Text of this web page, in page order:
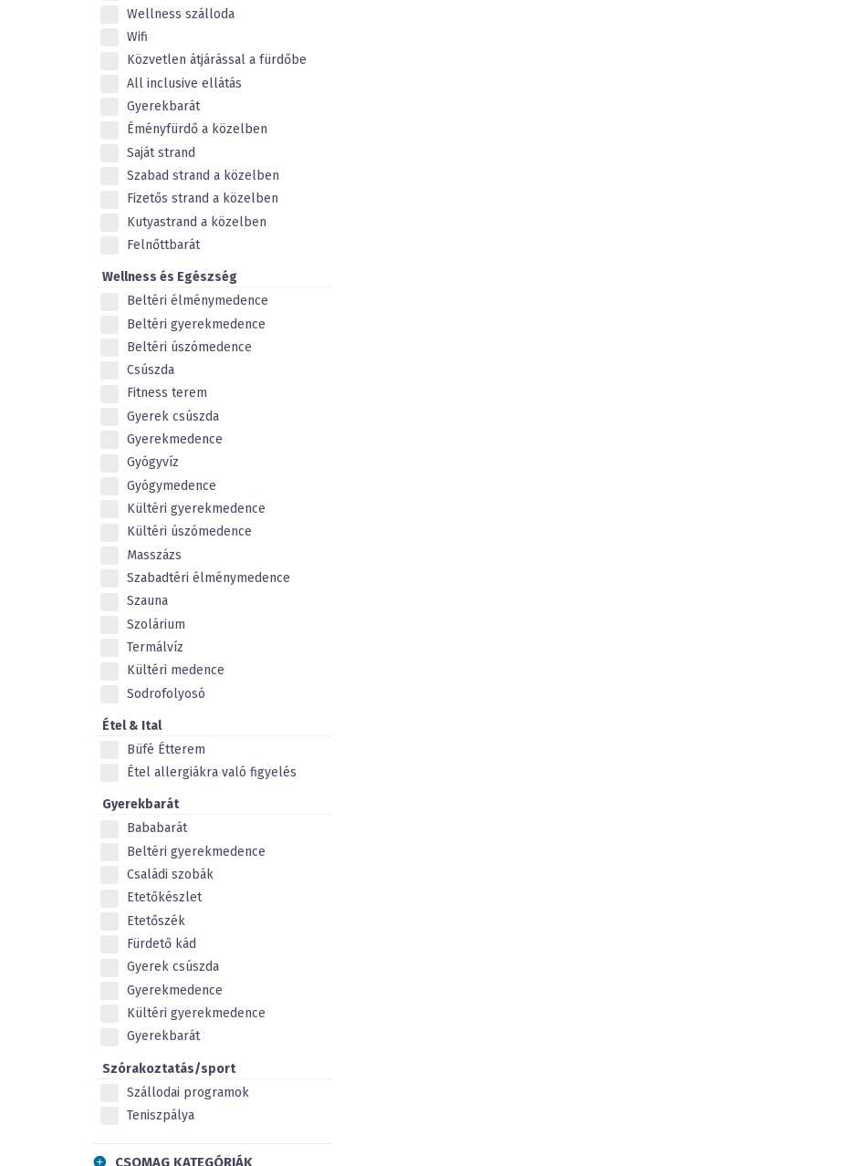
Wellness szálloda
Wifi
Közvetlen átjárással a fürdőbe
All inclusive ellátás
Gyerekbarát
Éményfürdő a közelben
Saját strand
Szabad strand a közelben
Fizetős strand a közelben
Kutyastrand a közelben
Felnőttbarát
Wellness és Egészség
Beltéri élménymedence
Beltéri gyerekmedence
Beltéri úszómedence
Csúszda
Fitness terem
Gyerek csúszda
Gyerekmedence
Gyógyvíz
Gyógymedence
Kültéri gyerekmedence
Kültéri úszómedence
Masszázs
Szabadtéri élménymedence
Szauna
Szolárium
Termálvíz
Kültéri medence
Sodrofolyosó
Étel & Ital
Büfé Étterem
Étel allergiákra való figyelés
Gyerekbarát
Bababarát
Beltéri gyerekmedence
Családi szobák
Etetőkészlet
Etetőszék
Fürdető kád
Gyerek csúszda
Gyerekmedence
Kültéri gyerekmedence
Gyerekbarát
Szórakoztatás/sport
Szállodai programok
Teniszpálya
CSOMAG KATEGÓRIÁK